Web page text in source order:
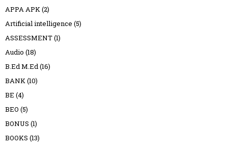
APPA APK(2)
Artificial intelligence (5)
ASSESSMENT(1)
Audio (18)
B.Ed M.Ed(16)
BANK(10)
BE (4)
BEO (5)
BONUS (1)
BOOKS (13)